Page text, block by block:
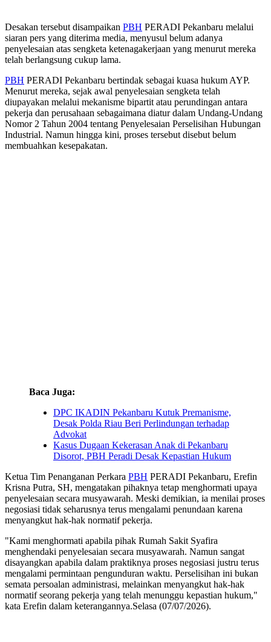
Desakan tersebut disampaikan PBH PERADI Pekanbaru melalui
siaran pers yang diterima media, menyusul belum adanya
penyelesaian atas sengketa ketenagakerjaan yang menurut mereka
telah berlangsung cukup lama.
PBH PERADI Pekanbaru bertindak sebagai kuasa hukum AYP.
Menurut mereka, sejak awal penyelesaian sengketa telah
diupayakan melalui mekanisme bipartit atau perundingan antara
pekerja dan perusahaan sebagaimana diatur dalam Undang-Undang
Nomor 2 Tahun 2004 tentang Penyelesaian Perselisihan Hubungan
Industrial. Namun hingga kini, proses tersebut disebut belum
membuahkan kesepakatan.
Baca Juga:
DPC IKADIN Pekanbaru Kutuk Premanisme,
Desak Polda Riau Beri Perlindungan terhadap
Advokat
Kasus Dugaan Kekerasan Anak di Pekanbaru
Disorot, PBH Peradi Desak Kepastian Hukum
Ketua Tim Penanganan Perkara PBH PERADI Pekanbaru, Erefin
Krisna Putra, SH, mengatakan pihaknya tetap menghormati upaya
penyelesaian secara musyawarah. Meski demikian, ia menilai proses
negosiasi tidak seharusnya terus mengalami penundaan karena
menyangkut hak-hak normatif pekerja.
"Kami menghormati apabila pihak Rumah Sakit Syafira
menghendaki penyelesaian secara musyawarah. Namun sangat
disayangkan apabila dalam praktiknya proses negosiasi justru terus
mengalami permintaan pengunduran waktu. Perselisihan ini bukan
semata persoalan administrasi, melainkan menyangkut hak-hak
normatif seorang pekerja yang telah menunggu kepastian hukum,"
kata Erefin dalam keterangannya.Selasa (07/07/2026).